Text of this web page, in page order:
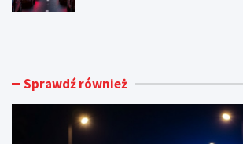
M
k
N
y Sprawdź również